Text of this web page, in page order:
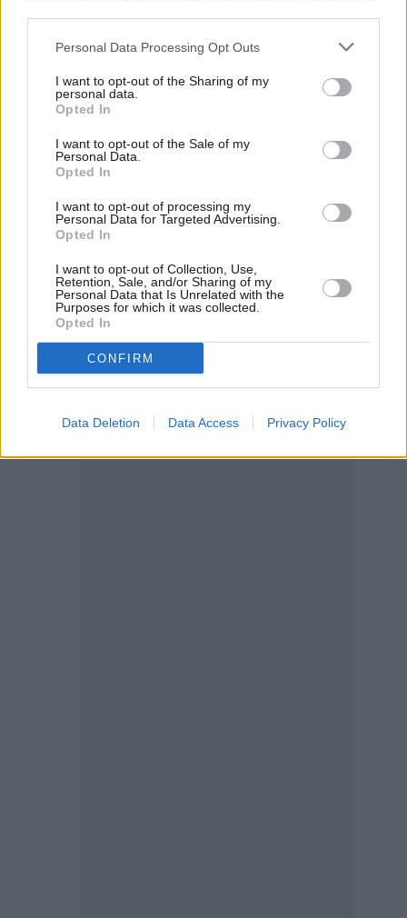
Personal Data Processing Opt Outs
I want to opt-out of the Sharing of my
personal data.
Opted In
I want to opt-out of the Sale of my
Personal Data.
Opted In
I want to opt-out of processing my
Personal Data for Targeted Advertising.
Opted In
I want to opt-out of Collection, Use,
Retention, Sale, and/or Sharing of my
Personal Data that Is Unrelated with the
Purposes for which it was collected.
Opted In
CONFIRM
Data Deletion Data Access Privacy Policy
Το εύρος των αρμοδιοτήτων της έναντι των
διαχειριστών πιστώσεων, αλλά και ταόρια
των αρμοδιοτήτων της
συγκεκριμένη αγορά.
Το νομικό πλαίσιο γύρω από τις
μεταβιβάσεις δανειακών απαιτήσεων, καθώς
και τις ανακεφαλαιοποιήσεις των
πιστωτικών ιδρυμάτων.